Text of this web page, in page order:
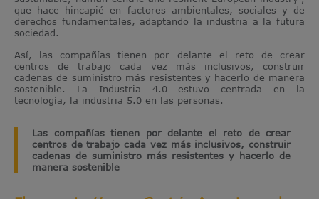
que hace hincapié en factores ambientales, sociales y de
derechos fundamentales, adaptando la industria a la futura
sociedad.
Así, las compañías tienen por delante el reto de crear
centros de trabajo cada vez más inclusivos, construir
cadenas de suministro más resistentes y hacerlo de manera
sostenible. La Industria 4.0 estuvo centrada en la
tecnología, la industria 5.0 en las personas.
Las compañías tienen por delante el reto de crear
centros de trabajo cada vez más inclusivos, construir
cadenas de suministro más resistentes y hacerlo de
manera sostenible